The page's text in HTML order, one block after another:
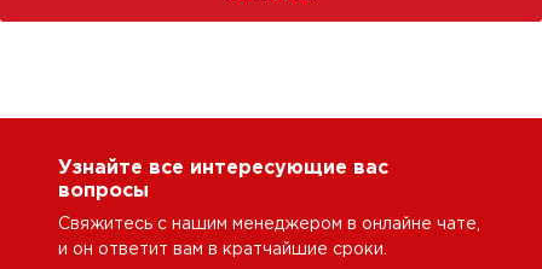
Узнайте все интересующие вас
вопросы
Свяжитесь с нашим менеджером в онлайне чате,
и он ответит вам в кратчайшие сроки.